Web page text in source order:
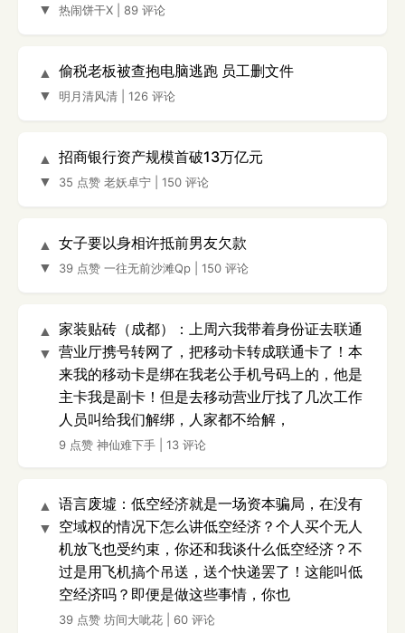
▼
热闹饼干X 89 评论
▲
▼
偷税老板被查抱电脑逃跑 员工删文件
明月清风清 126 评论
▲
▼
招商银行资产规模首破13万亿元
35 点赞 老妖卓宁 150 评论
▲
▼
女子要以身相许抵前男友欠款
39 点赞 一往无前沙滩Qp 150 评论
▲
▼
家装贴砖（成都）：上周六我带着身份证去联通
营业厅携号转网了，把移动卡转成联通卡了！本
来我的移动卡是绑在我老公手机号码上的，他是
主卡我是副卡！但是去移动营业厅找了几次工作
人员叫给我们解绑，人家都不给解，
9 点赞 神仙难下手 13 评论
▲
▼
语言废墟：低空经济就是一场资本骗局，在没有
空域权的情况下怎么讲低空经济？个人买个无人
机放飞也受约束，你还和我谈什么低空经济？不
过是用飞机搞个吊送，送个快递罢了！这能叫低
空经济吗？即便是做这些事情，你也
39 点赞 坊间大呲花 60 评论